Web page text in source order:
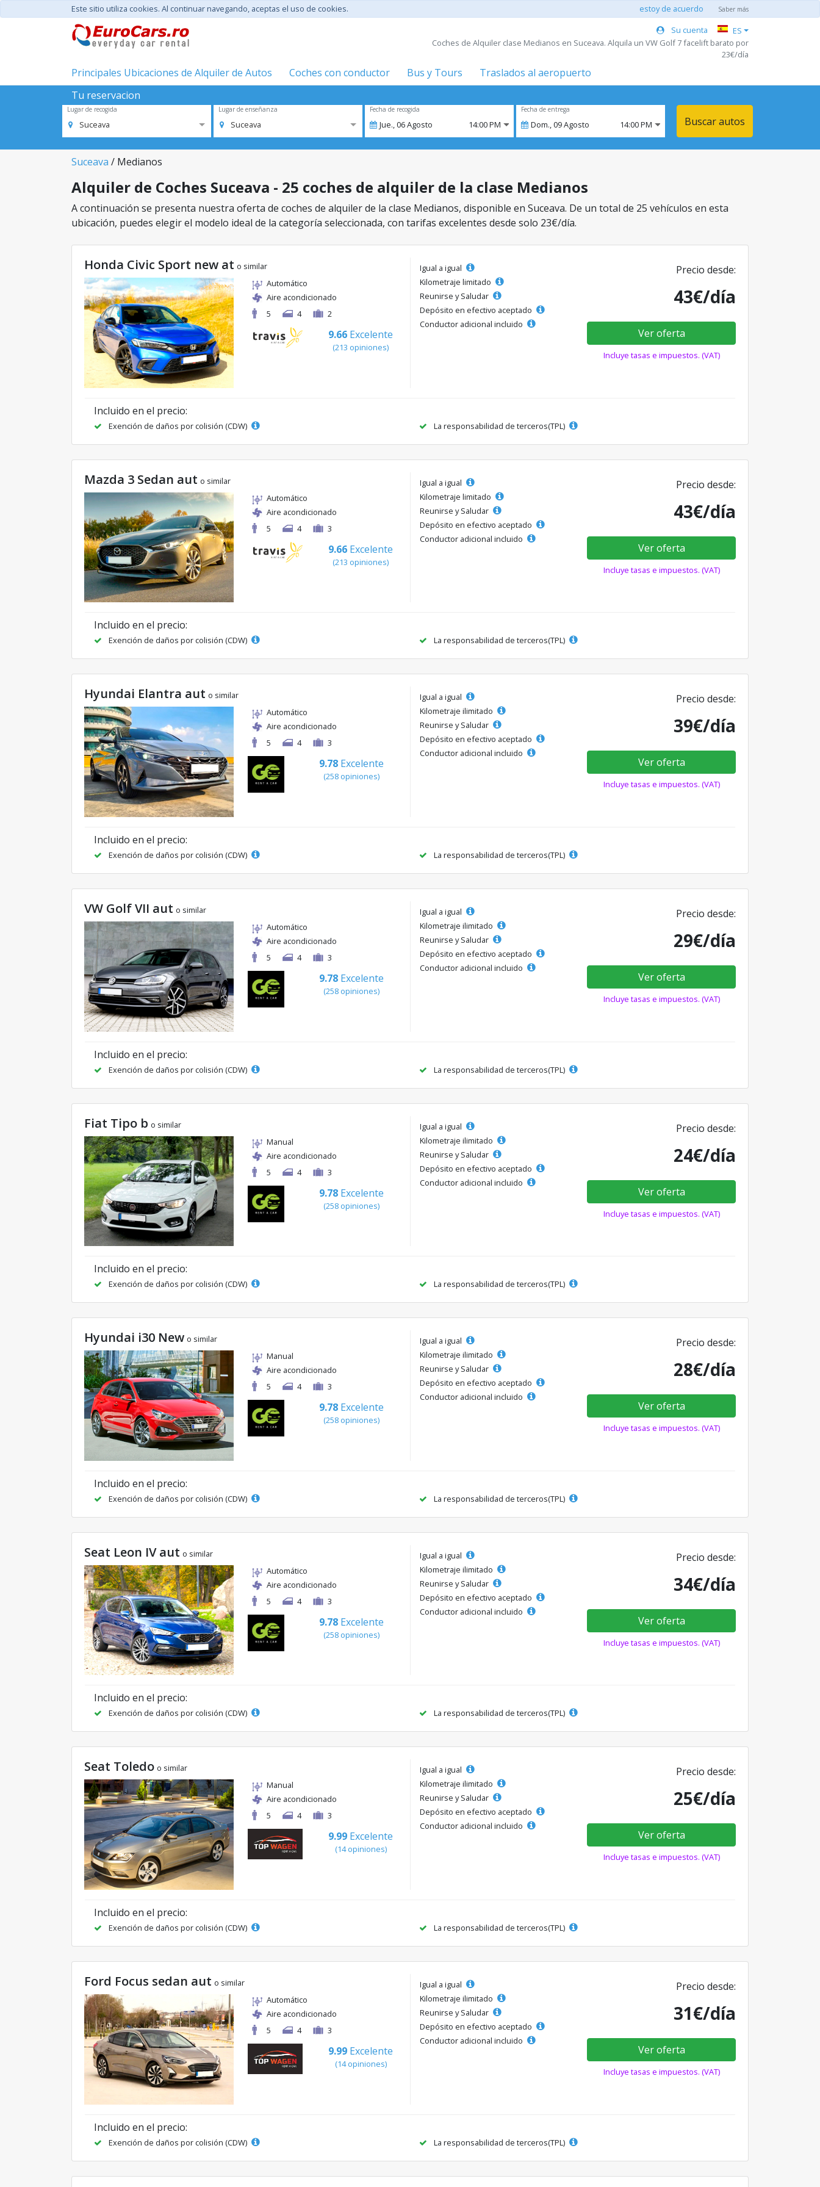
Este sitio utiliza cookies. Al continuar navegando, aceptas el uso de cookies. estoy de acuerdo Saber más
Su cuenta
ES
Coches de Alquiler clase Medianos en Suceava. Alquila un VW Golf 7 facelift barato por
23€/día
Principales Ubicaciones de Alquiler de Autos Coches con conductor Bus y Tours
Traslados al aeropuerto
Tu reservacion
Lugar de recogida
Suceava
Lugar de enseñanza
Suceava
Fecha de recogida
Jue.,06Agosto 14:00 PM
Fecha de entrega
Dom.,09Agosto 14:00 PM Buscar autos
Suceava / Medianos
Alquiler de Coches Suceava - 25 coches de alquiler de la clase Medianos
A continuación se presenta nuestra oferta de coches de alquiler de la clase Medianos, disponible en Suceava. De un total de 25 vehículos en esta
ubicación, puedes elegir el modelo ideal de la categoría seleccionada, con tarifas excelentes desde solo 23€/día.
Honda Civic Sport new at o similar
Automático
Aire acondicionado
5
4 2
9.66 Excelente
(213 opiniones)
Igual a igual
Kilometraje limitado
Reunirse y Saludar
Depósito en efectivo aceptado
Conductor adicional incluido
Precio desde:
43€/día
Ver oferta
Incluye tasas e impuestos. (VAT)
Incluido en el precio:
Exención de daños por colisión (CDW) La responsabilidad de terceros(TPL)
Mazda 3 Sedan aut o similar
Automático
Aire acondicionado
5
4 3
9.66 Excelente
(213 opiniones)
Igual a igual
Kilometraje limitado
Reunirse y Saludar
Depósito en efectivo aceptado
Conductor adicional incluido
Precio desde:
43€/día
Ver oferta
Incluye tasas e impuestos. (VAT)
Incluido en el precio:
Exención de daños por colisión (CDW) La responsabilidad de terceros(TPL)
Hyundai Elantra aut o similar
Automático
Aire acondicionado
5
4 3
9.78 Excelente
(258 opiniones)
Igual a igual
Kilometraje ilimitado
Reunirse y Saludar
Depósito en efectivo aceptado
Conductor adicional incluido
Precio desde:
39€/día
Ver oferta
Incluye tasas e impuestos. (VAT)
Incluido en el precio:
Exención de daños por colisión (CDW) La responsabilidad de terceros(TPL)
VW Golf VII aut o similar
Automático
Aire acondicionado
5
4 3
9.78 Excelente
(258 opiniones)
Igual a igual
Kilometraje ilimitado
Reunirse y Saludar
Depósito en efectivo aceptado
Conductor adicional incluido
Precio desde:
29€/día
Ver oferta
Incluye tasas e impuestos. (VAT)
Incluido en el precio:
Exención de daños por colisión (CDW) La responsabilidad de terceros(TPL)
Fiat Tipo b o similar
Manual
Aire acondicionado
5
4 3
9.78 Excelente
(258 opiniones)
Igual a igual
Kilometraje ilimitado
Reunirse y Saludar
Depósito en efectivo aceptado
Conductor adicional incluido
Precio desde:
24€/día
Ver oferta
Incluye tasas e impuestos. (VAT)
Incluido en el precio:
Exención de daños por colisión (CDW) La responsabilidad de terceros(TPL)
Hyundai i30 New o similar
Manual
Aire acondicionado
5
4 3
9.78 Excelente
(258 opiniones)
Igual a igual
Kilometraje ilimitado
Reunirse y Saludar
Depósito en efectivo aceptado
Conductor adicional incluido
Precio desde:
28€/día
Ver oferta
Incluye tasas e impuestos. (VAT)
Incluido en el precio:
Exención de daños por colisión (CDW) La responsabilidad de terceros(TPL)
Seat Leon IV aut o similar
Automático
Aire acondicionado
5
4 3
9.78 Excelente
(258 opiniones)
Igual a igual
Kilometraje ilimitado
Reunirse y Saludar
Depósito en efectivo aceptado
Conductor adicional incluido
Precio desde:
34€/día
Ver oferta
Incluye tasas e impuestos. (VAT)
Incluido en el precio:
Exención de daños por colisión (CDW) La responsabilidad de terceros(TPL)
Seat Toledo o similar
Manual
Aire acondicionado
5
4 3
9.99 Excelente
(14 opiniones)
Igual a igual
Kilometraje ilimitado
Reunirse y Saludar
Depósito en efectivo aceptado
Conductor adicional incluido
Precio desde:
25€/día
Ver oferta
Incluye tasas e impuestos. (VAT)
Incluido en el precio:
Exención de daños por colisión (CDW) La responsabilidad de terceros(TPL)
Ford Focus sedan aut o similar
Automático
Aire acondicionado
5
4 3
9.99 Excelente
(14 opiniones)
Igual a igual
Kilometraje ilimitado
Reunirse y Saludar
Depósito en efectivo aceptado
Conductor adicional incluido
Precio desde:
31€/día
Ver oferta
Incluye tasas e impuestos. (VAT)
Incluido en el precio:
Exención de daños por colisión (CDW) La responsabilidad de terceros(TPL)